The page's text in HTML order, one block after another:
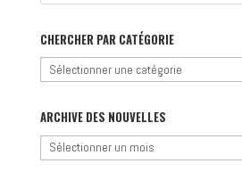
CHERCHER PAR CATÉGORIE
Chercher
catégorie
ARCHIVE DES NOUVELLES
Archive